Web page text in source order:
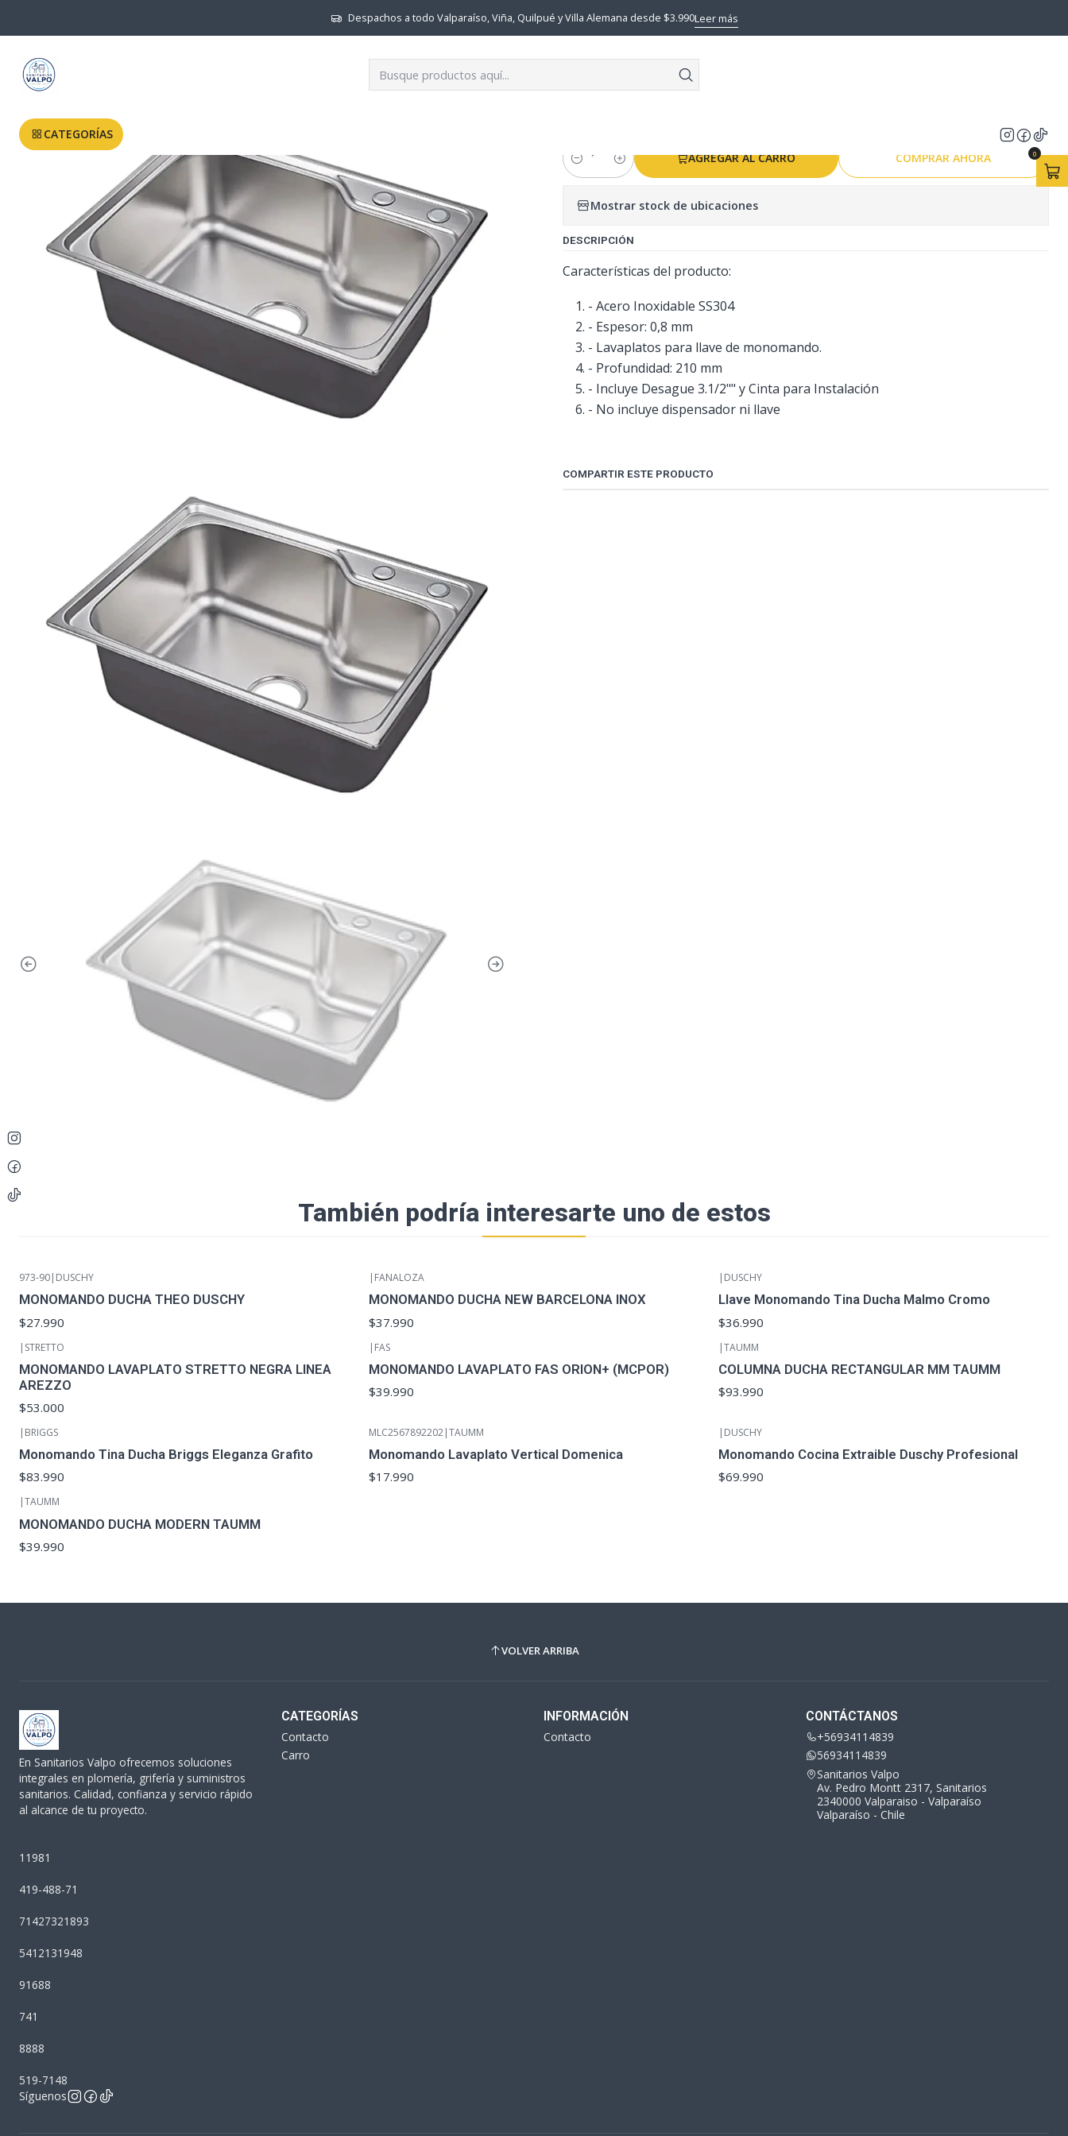
CATEGORÍAS
0
Despachos a todo Valparaíso, Viña, Quilpué y Villa Alemana desde $3.990Leer más
MUEBLES COCINA CUBIERTA LAVAPLATO EMPOTRABLE TAUMM + REJILLA HAMBURG 68X45
CUBIERTA LAVAPLATO EMPOTRABLE
Cantidad
AGREGAR AL CARRO COMPRAR AHORA
Mostrar stock de ubicaciones
DESCRIPCIÓN
Características del producto:
- Acero Inoxidable SS304
- Espesor: 0,8 mm
- Lavaplatos para llave de monomando.
- Profundidad: 210 mm
- Incluye Desague 3.1/2"" y Cinta para Instalación
- No incluye dispensador ni llave
COMPARTIR ESTE PRODUCTO
También podría interesarte uno de estos
973-90| DUSCHY
MONOMANDO DUCHA THEO DUSCHY
$27.990
| FANALOZA
MONOMANDO DUCHA NEW BARCELONA INOX
$37.990
| DUSCHY
Llave Monomando Tina Ducha Malmo Cromo
$36.990
| STRETTO
MONOMANDO LAVAPLATO STRETTO NEGRA LINEA
AREZZO
$53.000
| FAS
MONOMANDO LAVAPLATO FAS ORION+ (MCPOR)
$39.990
|TAUMM
COLUMNA DUCHA RECTANGULAR MM TAUMM
$93.990
| BRIGGS
Monomando Tina Ducha Briggs Eleganza Grafito
$83.990
MLC2567892202|TAUMM
Monomando Lavaplato Vertical Domenica
$17.990
| DUSCHY
Monomando Cocina Extraible Duschy Profesional
$69.990
|TAUMM
MONOMANDO DUCHA MODERN TAUMM
$39.990
VOLVER ARRIBA
En Sanitarios Valpo ofrecemos soluciones
integrales en plomería, grifería y suministros
sanitarios. Calidad, confianza y servicio rápido
al alcance de tu proyecto.
11981
419-488-71
71427321893
5412131948
91688
741
8888
519-7148
Síguenos
CATEGORÍAS
Contacto
Carro
INFORMACIÓN
Contacto
CONTÁCTANOS
+56934114839
56934114839
Sanitarios Valpo
Av. Pedro Montt 2317, Sanitarios
2340000 Valparaiso - Valparaíso
Valparaíso - Chile